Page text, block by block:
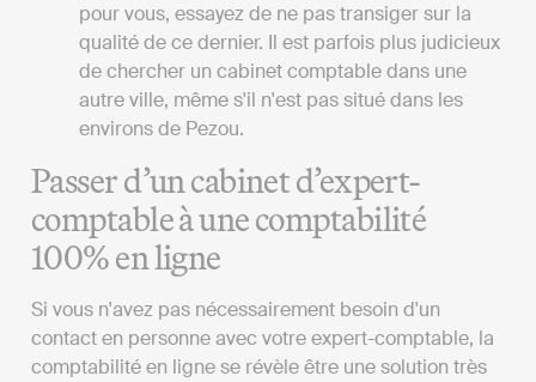
pour vous, essayez de ne pas transiger sur la
qualité de ce dernier. Il est parfois plus judicieux
de chercher un cabinet comptable dans une
autre ville, même s'il n'est pas situé dans les
environs de Pezou.
Passer d’un cabinet d’expert-
comptable à une comptabilité
100% en ligne
Si vous n'avez pas nécessairement besoin d'un
contact en personne avec votre expert-comptable, la
comptabilité en ligne se révèle être une solution très